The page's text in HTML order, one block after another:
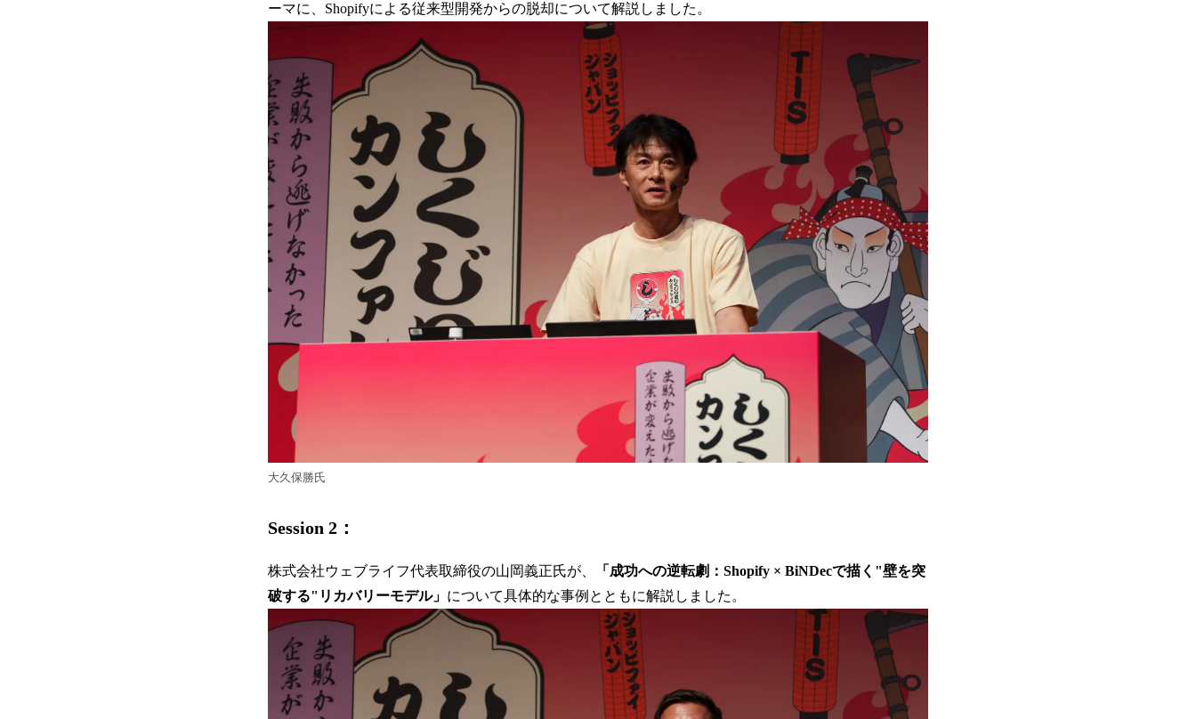
ーマに、Shopifyによる従来型開発からの脱却について解説しました。
大久保勝氏
Session 2：
株式会社ウェブライフ代表取締役の山岡義正氏が、
「成功への逆転劇：Shopify × BiNDecで描く"壁を突
破する"リカバリーモデル」 について具体的な事例とともに解説しました。